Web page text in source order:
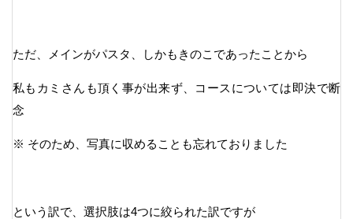
ただ、メインがパスタ、しかもきのこであったことから
私もカミさんも頂く事が出来ず、コースについては即決で断
念
※ そのため、写真に収めることも忘れておりました
という訳で、選択肢は4つに絞られた訳ですが